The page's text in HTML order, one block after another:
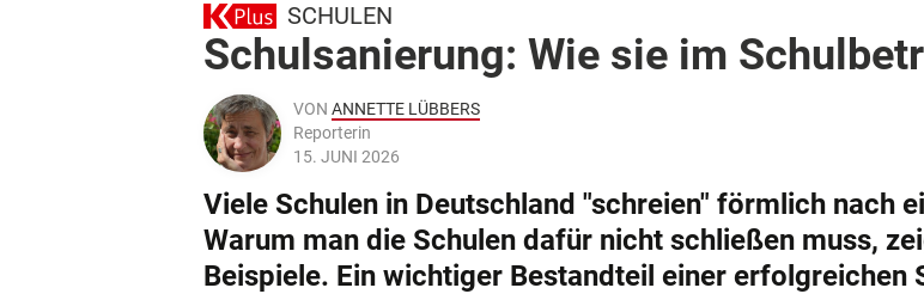
SCHULEN
Schulsanierung: Wie sie im
VON ANNETTE LÜBBERS
Reporterin
15. JUNI 2026
Viele Schulen in Deutschland "schreien" förmlich nach
Warum man die Schulen dafür nicht schließen muss,
Beispiele. Ein wichtiger Bestandteil einer erfolgreichen